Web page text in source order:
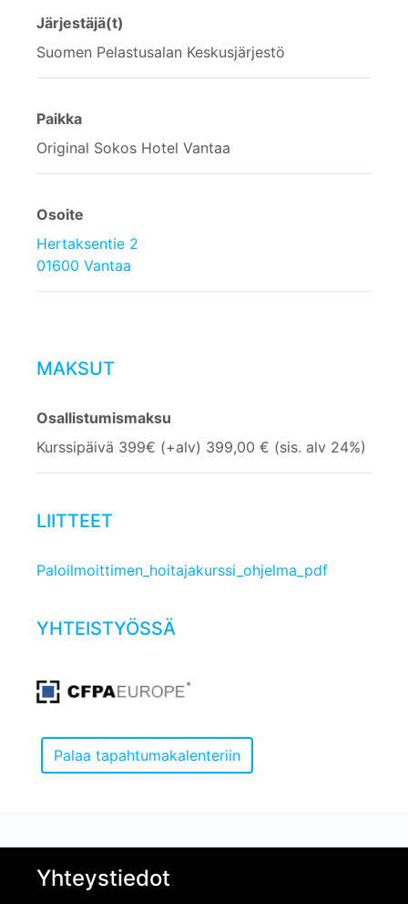
Järjestäjä(t)
Suomen Pelastusalan Keskusjärjestö
Paikka
Original Sokos Hotel Vantaa
Osoite
Hertaksentie 2
01600 Vantaa
MAKSUT
Osallistumismaksu
Kurssipäivä 399€ (+alv) 399,00 € (sis. alv 24%)
LIITTEET
Paloilmoittimen_hoitajakurssi_ohjelma_pdf
YHTEISTYÖSSÄ
Yhteystiedot